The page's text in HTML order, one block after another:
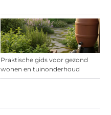
Praktische gids voor gezond
wonen en tuinonderhoud